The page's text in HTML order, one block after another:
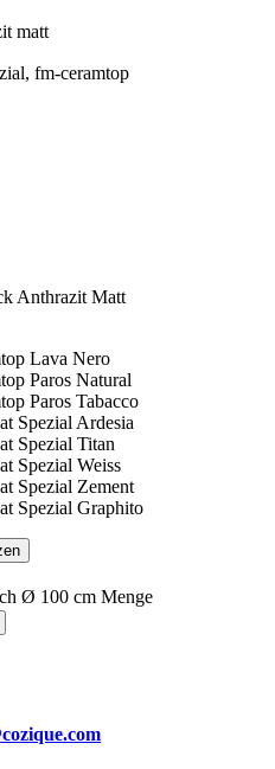
matt
fm-ceramtop
Ø 100 cm Menge